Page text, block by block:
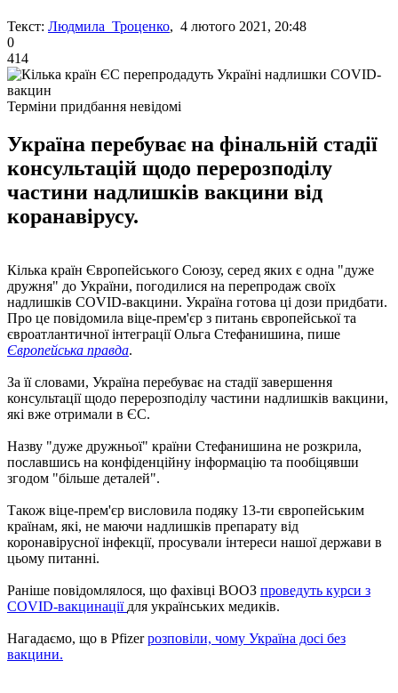
Текст: Людмила Троценко, 4 лютого 2021, 20:48
0
414
Терміни придбання невідомі
Україна перебуває на фінальній стадії
консультацій щодо перерозподілу
частини надлишків вакцини від
коранавірусу.
Кілька країн Європейського Союзу, серед яких є одна "дуже
дружня" до України, погодилися на перепродаж своїх
надлишків COVID-вакцини. Україна готова ці дози придбати.
Про це повідомила віце-прем'єр з питань європейської та
євроатлантичної інтеграції Ольга Стефанишина, пише
Європейська правда.
За її словами, Україна перебуває на стадії завершення
консультації щодо перерозподілу частини надлишків вакцини,
які вже отримали в ЄС.
Назву "дуже дружньої" країни Стефанишина не розкрила,
пославшись на конфіденційну інформацію та пообіцявши
згодом "більше деталей".
Також віце-прем'єр висловила подяку 13-ти європейським
країнам, які, не маючи надлишків препарату від
коронавірусної інфекції, просували інтереси нашої держави в
цьому питанні.
Раніше повідомлялося, що фахівці ВООЗ проведуть курси з
COVID-вакцинації для українських медиків.
Нагадаємо, що в Pfizerрозповіли, чому Україна досі без
вакцини.